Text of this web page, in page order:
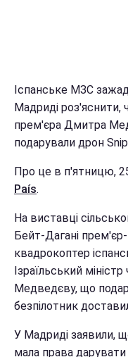
Іспанське МЗС
Мадриді роз'яснити,
прем'єра Дмитра
подарували дрон
Про це в п'ятницю,
País.
На виставці
Бейт-Дагані
квадрокоптер
Ізраїльський
Медведєву, що
безпілотник
У Мадриді заявили,
мала права